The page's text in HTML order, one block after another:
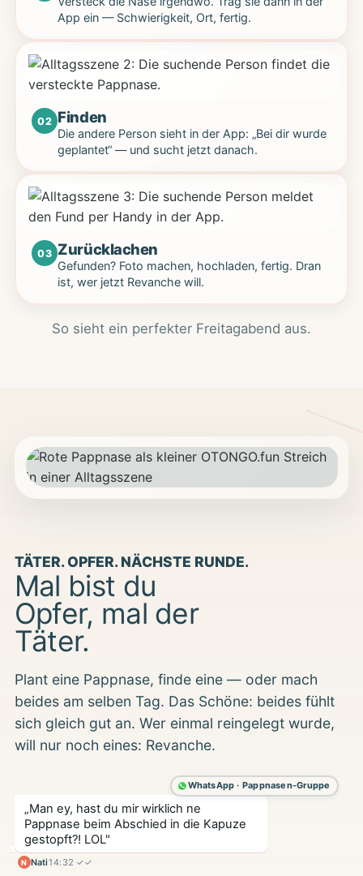
App ein — Schwierigkeit, Ort, fertig.
02 Finden
Die andere Person sieht in der App: „Bei dir wurde
geplantet“ — und sucht jetzt danach.
03 Zurücklachen
Gefunden? Foto machen, hochladen, fertig. Dran
ist, wer jetzt Revanche will.
So sieht ein perfekter Freitagabend aus.
TÄTER. OPFER. NÄCHSTE RUNDE.
Mal bist du
Opfer, mal der
Täter.
Plant eine Pappnase, finde eine — oder mach
beides am selben Tag. Das Schöne: beides fühlt
sich gleich gut an. Wer einmal reingelegt wurde,
will nur noch eines: Revanche.
WhatsApp · Pappnasen-Gruppe
„Man ey, hast du mir wirklich ne
Pappnase beim Abschied in die Kapuze
gestopft?! LOL"
N Nati14:32 ✓✓